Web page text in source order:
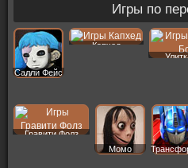
Игры по
Салли Фейс
Капхед
Гравити Фолз
Момо